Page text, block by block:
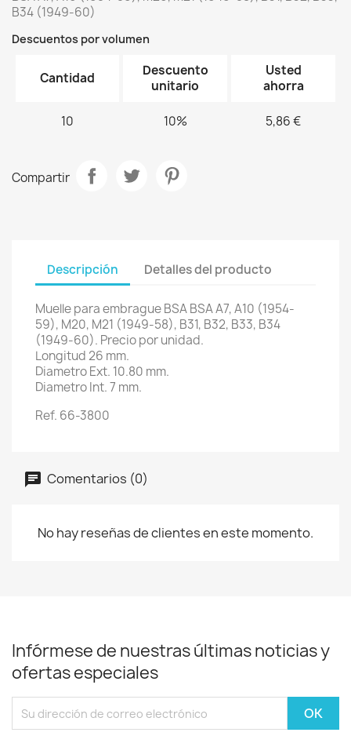
B34 (1949-60)
Descuentos por volumen
Cantidad
Descuento
unitario
Usted
ahorra
10 10% 5,86 €
Compartir
Descripción Detalles del producto
Muelle para embrague BSA BSA A7, A10 (1954-
59), M20, M21 (1949-58), B31, B32, B33, B34
(1949-60). Precio por unidad.
Longitud 26 mm.
Diametro Ext. 10.80 mm.
Diametro Int. 7 mm.
Ref. 66-3800
Comentarios (0)
No hay reseñas de clientes en este momento.
Infórmese de nuestras últimas noticias y
ofertas especiales